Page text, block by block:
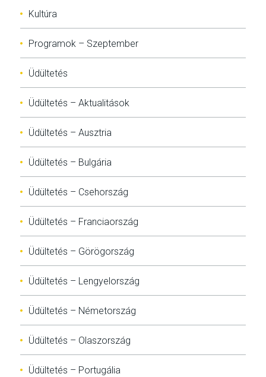
Kultúra
Programok – Szeptember
Üdültetés
Üdültetés – Aktualitások
Üdültetés – Ausztria
Üdültetés – Bulgária
Üdültetés – Csehország
Üdültetés – Franciaország
Üdültetés – Görögország
Üdültetés – Lengyelország
Üdültetés – Németország
Üdültetés – Olaszország
Üdültetés – Portugália